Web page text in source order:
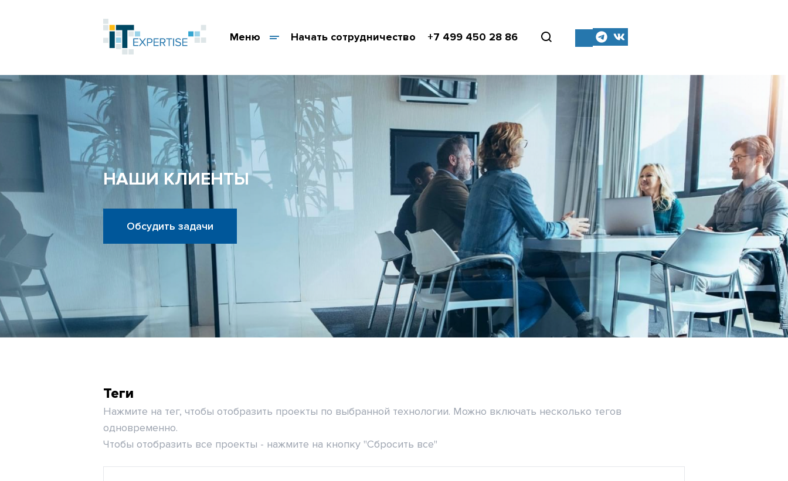
Меню Начать сотрудничество +7 499 450 28 86
НАШИ КЛИЕНТЫ
Обсудить задачи
Теги
Нажмите на тег, чтобы отобразить проекты по выбранной технологии. Можно включать несколько тегов
одновременно.
Чтобы отобразить все проекты - нажмите на кнопку "Сбросить все"